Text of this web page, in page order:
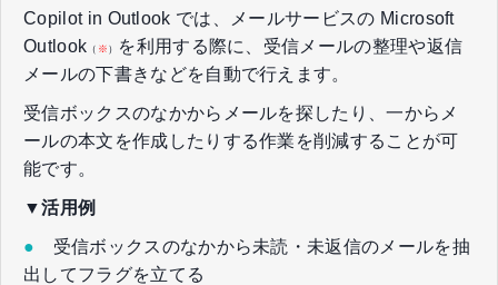
Copilot in Outlook では、メールサービスの Microsoft
Outlook （ ※ ）
を利用する際に、受信メールの整理や返信
メールの下書きなどを自動で行えます。
受信ボックスのなかからメールを探したり、一からメ
ールの本文を作成したりする作業を削減することが可
能です。
▼活用例
● 受信ボックスのなかから未読・未返信のメールを抽
出してフラグを立てる